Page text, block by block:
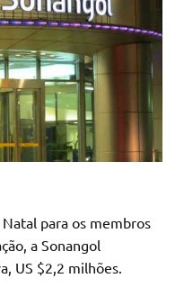
para os membros
a Sonangol
US $2,2 milhões.